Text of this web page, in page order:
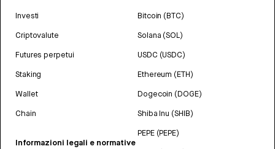
Investi
Criptovalute
Futures perpetui
Staking
Wallet
Chain
Informazioni legali e normative
Bitcoin (BTC)
Solana (SOL)
USDC (USDC)
Ethereum (ETH)
Dogecoin (DOGE)
Shiba Inu (SHIB)
PEPE (PEPE)